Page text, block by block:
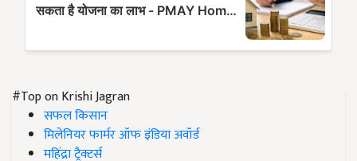
#Top on Krishi Jagran
सफल किसान
मिलेनियर फार्मर ऑफ इंडिया अवॉर्ड
महिंद्रा ट्रैक्टर्स